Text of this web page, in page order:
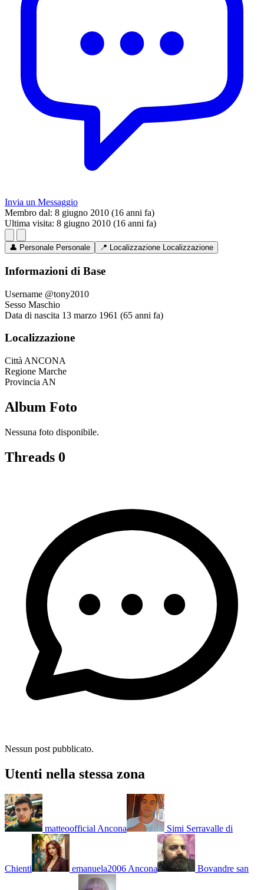
Invia un Messaggio
Membro dal: 8 giugno 2010 (16 anni fa)
Ultima visita: 8 giugno 2010 (16 anni fa)
👤 Personale Personale 📍 Localizzazione Localizzazione
Informazioni di Base
Username @tony2010
Sesso Maschio
Data di nascita 13 marzo 1961 (65 anni fa)
Localizzazione
Città ANCONA
Regione Marche
Provincia AN
Album Foto
Nessuna foto disponibile.
Threads 0
Nessun post pubblicato.
Utenti nella stessa zona
matteoofficial Ancona Simi Serravalle di
Chienti emanuela2006 Ancona Bovandre san